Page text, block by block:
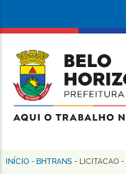
conteúdo
principal
da
Prefeitura
de
Horizonte
Trilha
INÍCIO - BHTRANS - LICITACAO -